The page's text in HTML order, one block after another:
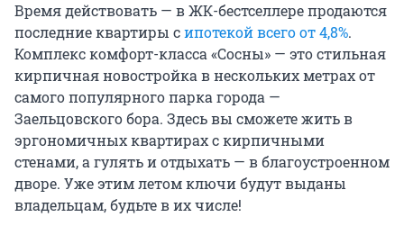
Время действовать — в ЖК-бестселлере продаются
последние квартиры сипотекой всего от 4,8%.
Комплекс комфорт-класса «Сосны» — это стильная
кирпичная новостройка в нескольких метрах от
самого популярного парка города —
Заельцовского бора. Здесь вы сможете жить в
эргономичных квартирах с кирпичными
стенами, а гулять и отдыхать — в благоустроенном
дворе. Уже этим летом ключи будут выданы
владельцам, будьте в их числе!